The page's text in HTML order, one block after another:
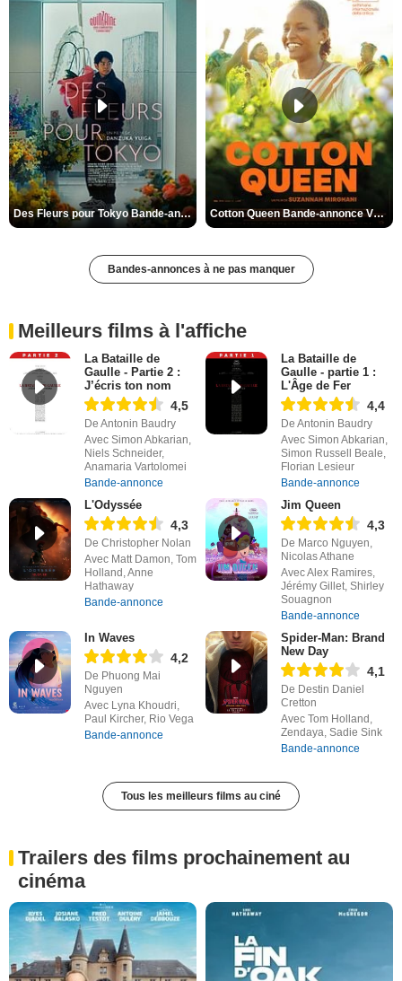
Des Fleurs pour Tokyo Bande-annonce VO STFR Cotton Queen Bande-annonce VO STFR
Bandes-annonces à ne pas manquer
Meilleurs films à l'affiche
La Bataille de
Gaulle - Partie 2 :
J’écris ton nom
4,5
De Antonin Baudry
Avec Simon Abkarian,
Niels Schneider,
Anamaria Vartolomei
Bande-annonce
La Bataille de
Gaulle - partie 1 :
L'Âge de Fer
4,4
De Antonin Baudry
Avec Simon Abkarian,
Simon Russell Beale,
Florian Lesieur
Bande-annonce
L'Odyssée
4,3
De Christopher Nolan
Avec Matt Damon, Tom
Holland, Anne
Hathaway
Bande-annonce
Jim Queen
4,3
De Marco Nguyen,
Nicolas Athane
Avec Alex Ramires,
Jérémy Gillet, Shirley
Souagnon
Bande-annonce
In Waves
4,2
De Phuong Mai
Nguyen
Avec Lyna Khoudri,
Paul Kircher, Rio Vega
Bande-annonce
Spider-Man: Brand
New Day
4,1
De Destin Daniel
Cretton
Avec Tom Holland,
Zendaya, Sadie Sink
Bande-annonce
Tous les meilleurs films au ciné
Trailers des films prochainement au
cinéma